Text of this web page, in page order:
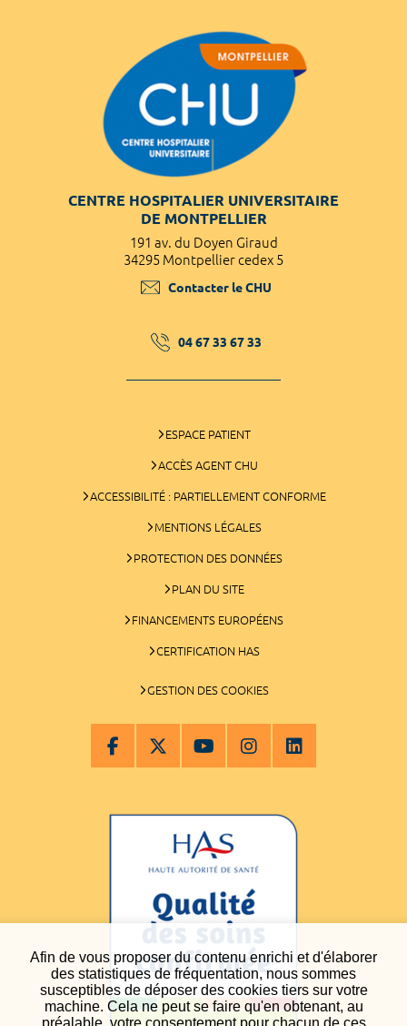
Afin de vous proposer du contenu enrichi et d'élaborer
des statistiques de fréquentation, nous sommes
susceptibles de déposer des cookies tiers sur votre
machine. Cela ne peut se faire qu'en obtenant, au
préalable, votre consentement pour chacun de ces
CENTRE HOSPITALIER UNIVERSITAIRE
DE MONTPELLIER
191 av. du Doyen Giraud
34295 Montpellier cedex 5
Contacter le CHU
04 67 33 67 33
ESPACE PATIENT
ACCÈS AGENT CHU
ACCESSIBILITÉ : PARTIELLEMENT CONFORME
MENTIONS LÉGALES
PROTECTION DES DONNÉES
PLAN DU SITE
FINANCEMENTS EUROPÉENS
CERTIFICATION HAS
GESTION DES COOKIES